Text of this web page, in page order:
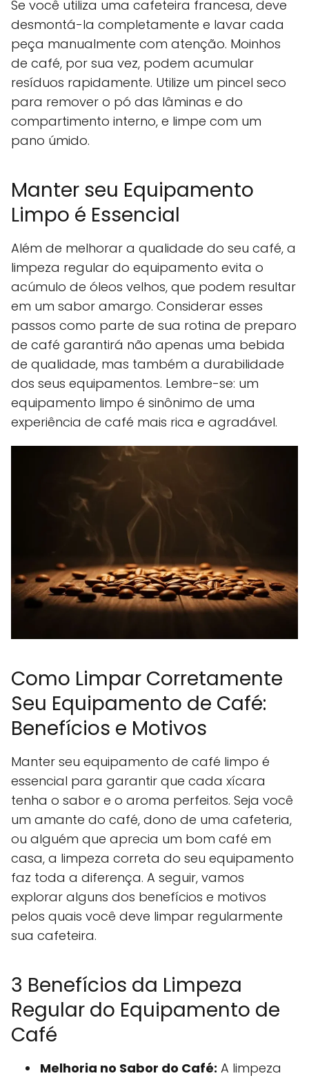
Se você utiliza uma cafeteira francesa, deve
desmontá-la completamente e lavar cada
peça manualmente com atenção. Moinhos
de café, por sua vez, podem acumular
resíduos rapidamente. Utilize um pincel seco
para remover o pó das lâminas e do
compartimento interno, e limpe com um
pano úmido.
Manter seu Equipamento
Limpo é Essencial
Além de melhorar a qualidade do seu café, a
limpeza regular do equipamento evita o
acúmulo de óleos velhos, que podem resultar
em um sabor amargo. Considerar esses
passos como parte de sua rotina de preparo
de café garantirá não apenas uma bebida
de qualidade, mas também a durabilidade
dos seus equipamentos. Lembre-se: um
equipamento limpo é sinônimo de uma
experiência de café mais rica e agradável.
Como Limpar Corretamente
Seu Equipamento de Café:
Benefícios e Motivos
Manter seu equipamento de café limpo é
essencial para garantir que cada xícara
tenha o sabor e o aroma perfeitos. Seja você
um amante do café, dono de uma cafeteria,
ou alguém que aprecia um bom café em
casa, a limpeza correta do seu equipamento
faz toda a diferença. A seguir, vamos
explorar alguns dos benefícios e motivos
pelos quais você deve limpar regularmente
sua cafeteira.
3 Benefícios da Limpeza
Regular do Equipamento de
Café
Melhoria no Sabor do Café: A limpeza